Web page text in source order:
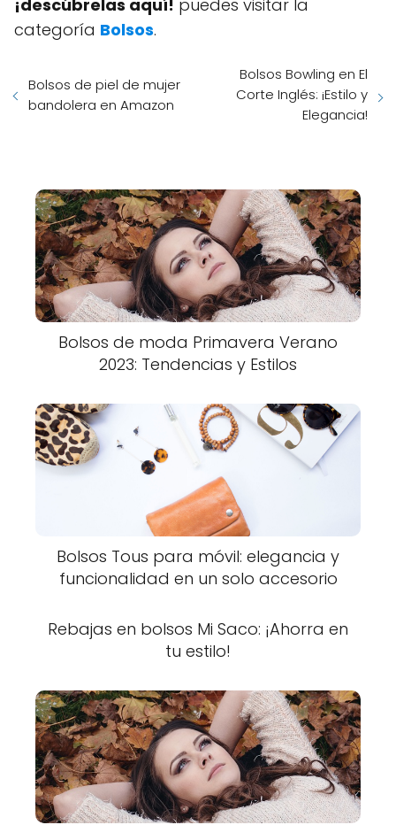
¡descúbrelas aquí! puedes visitar la
categoría Bolsos.
Bolsos de piel de mujer
bandolera en Amazon
Bolsos Bowling en El
Corte Inglés: ¡Estilo y
Elegancia!
Bolsos de moda Primavera Verano
2023: Tendencias y Estilos
Bolsos Tous para móvil: elegancia y
funcionalidad en un solo accesorio
Rebajas en bolsos Mi Saco: ¡Ahorra en
tu estilo!